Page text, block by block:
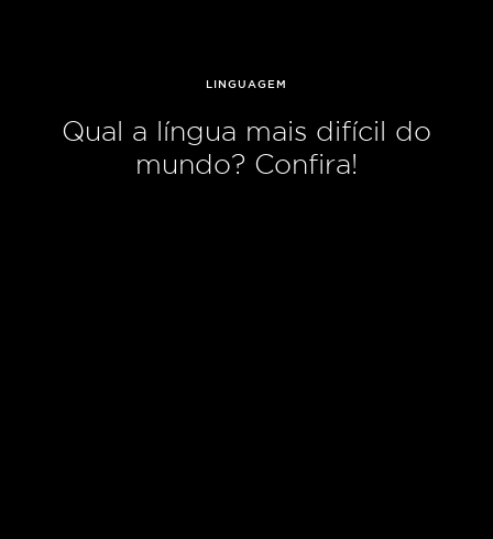
LINGUAGEM
Qual a língua mais difícil do
mundo? Confira!